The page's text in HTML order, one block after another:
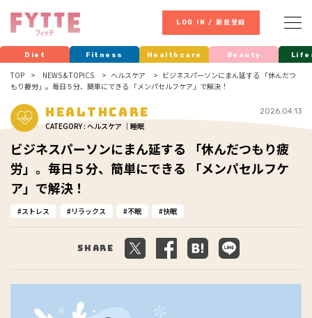
LOG IN / 新規登録
Diet Fitness Healthcare Beauty
TOP NEWS & TOPICS ヘルスケア
ビジネスパーソンにまん延する 「休んだつ
もり疲労」。毎日５分、簡単にできる 「メンパセルフケア」で解決！
Healthcare
CATEGORY : ヘルスケア ｜睡眠
2026.04.13
ビジネスパーソンにまん延する 「休んだつもり疲
労」。毎日５分、簡単にできる 「メンパセルフケ
ア」で解決！
ストレス リラックス 不眠 快眠
Share